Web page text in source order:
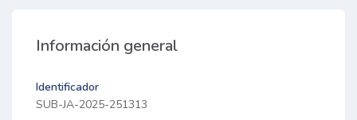
Información general
Identificador
SUB-JA-2025-251313